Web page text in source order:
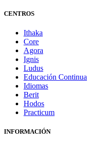
CENTROS
Ithaka
Core
Agora
Ignis
Ludus
Educación Continua
Idiomas
Berit
Hodos
Practicum
INFORMACIÓN